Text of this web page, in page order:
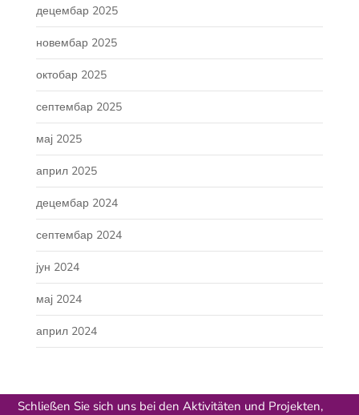
децембар 2025
новембар 2025
октобар 2025
септембар 2025
мај 2025
април 2025
децембар 2024
септембар 2024
јун 2024
мај 2024
април 2024
Schließen Sie sich uns bei den Aktivitäten und Projekten,